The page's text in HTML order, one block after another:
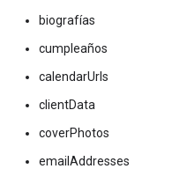
biografías
cumpleaños
calendarUrls
clientData
coverPhotos
emailAddresses